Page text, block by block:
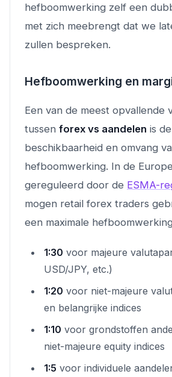
hefboomwerking zelf een
met zich meebrengt dat we
zullen bespreken.
Hefboomwerking en
Een van de meest opvallende
tussen forex vs aandelen is de
beschikbaarheid en omvang
hefboomwerking. In de
gereguleerd door de ESMA-
mogen retail forex traders
een maximale
1:30 voor majeure
USD/JPY, etc.)
1:20 voor niet-majeure
en belangrijke indices
1:10 voor grondstoffen
niet-majeure equity indices
1:5 voor individuele